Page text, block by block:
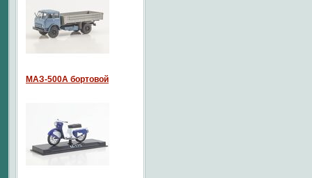
МАЗ-500А бортовой